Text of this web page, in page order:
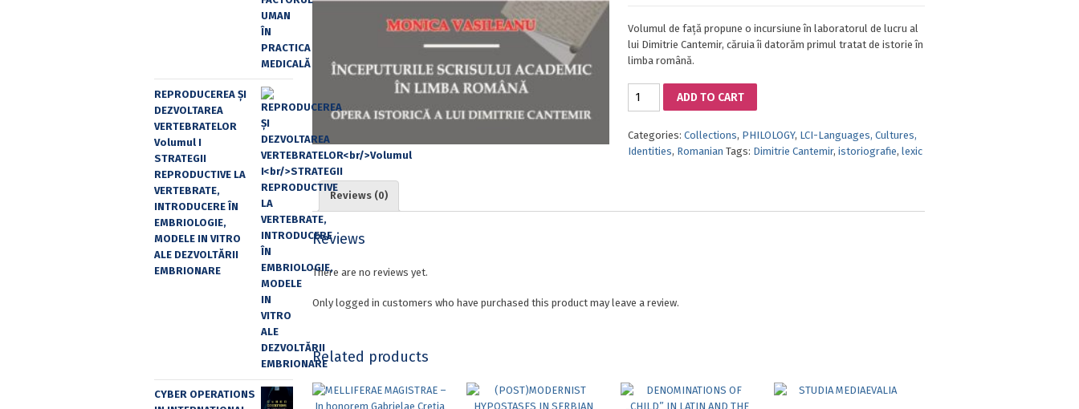
Volumul de față propune o incursiune în laboratorul de lucru al
lui Dimitrie Cantemir, căruia îi datorăm primul tratat de istorie în
limba română.
ÎNCEPUTURILE
SCRISULUI
ÎN
LIMBA
ADD TO CART
Categories: Collections, PHILOLOGY, LCI-Languages, Cultures,
Identities, Romanian Tags: Dimitrie Cantemir, istoriografie, lexic
Reviews (0)
Reviews
There are no reviews yet.
Only logged in customers who have purchased this product may leave a review.
Related products
REPRODUCEREA ȘI
DEZVOLTAREA
VERTEBRATELOR
Volumul I
STRATEGII
REPRODUCTIVE LA
VERTEBRATE,
INTRODUCERE ÎN
EMBRIOLOGIE,
MODELE IN VITRO
ALE DEZVOLTĂRII
EMBRIONARE
CYBER OPERATIONS